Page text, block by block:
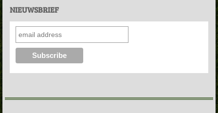
NIEUWSBRIEF